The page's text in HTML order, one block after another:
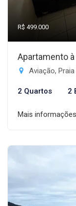
R$ 499.000
Apartamento
Aviação,
2 Quartos 2
Mais informações